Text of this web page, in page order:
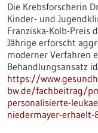
Die Krebsforscherin
Kinder- und
Franziska-Kolb-Preis
Jährige erforscht
moderner Verfahren
Behandlungsansatz
https://
bw.de/fachbeitrag/
personalisierte-
niedermayer-erhaelt-